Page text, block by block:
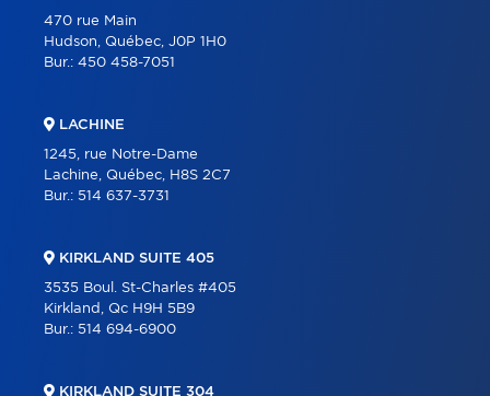
470 rue Main
Hudson, Québec, J0P 1H0
Bur.: 450 458-7051
LACHINE
1245, rue Notre-Dame
Lachine, Québec, H8S 2C7
Bur.: 514 637-3731
KIRKLAND SUITE 405
3535 Boul. St-Charles #405
Kirkland, Qc H9H 5B9
Bur.: 514 694-6900
KIRKLAND SUITE 304